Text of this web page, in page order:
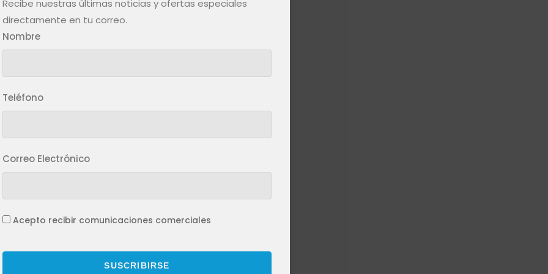
Recibe nuestras últimas noticias y ofertas especiales
directamente en tu correo.
Nombre
Teléfono
Correo Electrónico
Acepto recibir comunicaciones comerciales
SUSCRIBIRSE